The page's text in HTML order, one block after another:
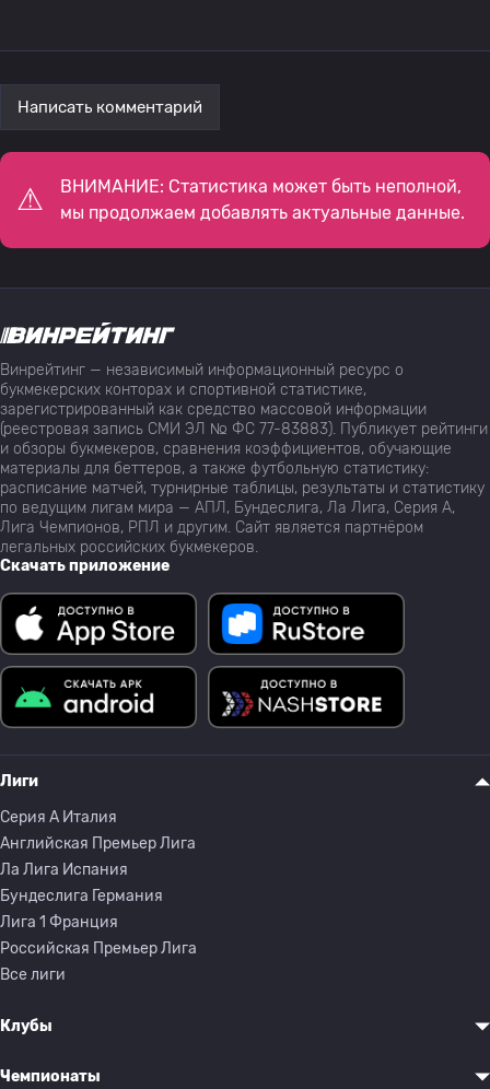
Написать комментарий
ВНИМАНИЕ: Статистика может быть неполной,
мы продолжаем добавлять актуальные данные.
Винрейтинг — независимый информационный ресурс о
букмекерских конторах и спортивной статистике,
зарегистрированный как средство массовой информации
(реестровая запись СМИ ЭЛ № ФС 77-83883). Публикует рейтинги
и обзоры букмекеров, сравнения коэффициентов, обучающие
материалы для беттеров, а также футбольную статистику:
расписание матчей, турнирные таблицы, результаты и статистику
по ведущим лигам мира — АПЛ, Бундеслига, Ла Лига, Серия А,
Лига Чемпионов, РПЛ и другим. Сайт является партнёром
легальных российских букмекеров.
Скачать приложение
Лиги
Серия A Италия
Английская Премьер Лига
Ла Лига Испания
Бундеслига Германия
Лига 1 Франция
Российская Премьер Лига
Все лиги
Клубы
Чемпионаты